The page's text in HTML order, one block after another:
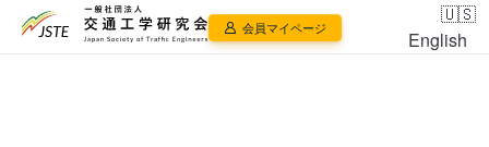
会員マイページ
English